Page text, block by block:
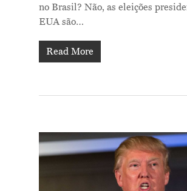
no Brasil? Não, as eleições
EUA são…
Read More